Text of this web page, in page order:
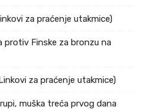
za praćenje utakmice)
protiv Finske za bronzu na
za praćenje utakmice)
muška treća prvog dana